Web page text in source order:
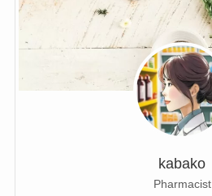
kabako
Pharmacist